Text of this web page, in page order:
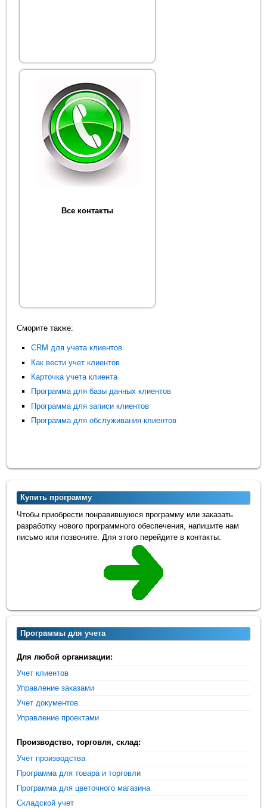
Все контакты
Сморите также:
CRM для учета клиентов
Как вести учет клиентов
Карточка учета клиента
Программа для базы данных клиентов
Программа для записи клиентов
Программа для обслуживания клиентов
Купить программу
Чтобы приобрести понравившуюся программу или заказать
разработку нового программного обеспечения, напишите нам
письмо или позвоните. Для этого перейдите в контакты:
Программы для учета
Для любой организации:
Учет клиентов
Управление заказами
Учет документов
Управление проектами
Производство, торговля, склад:
Учет производства
Программа для товара и торговли
Программа для цветочного магазина
Складской учет